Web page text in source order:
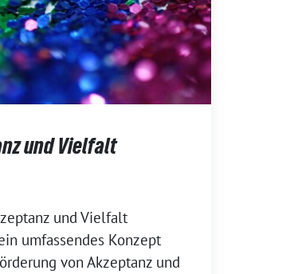
und Vielfalt
und Vielfalt
umfassendes Konzept
von Akzeptanz und